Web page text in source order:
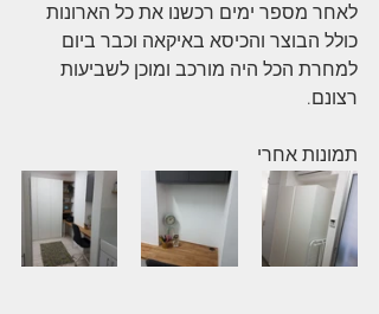
לאחר מספר ימים רכשנו את כל הארונות
כולל הבוצר והכיסא באיקאה וכבר ביום
למחרת הכל היה מורכב ומוכן לשביעות
רצונם.
​תמונות אחרי